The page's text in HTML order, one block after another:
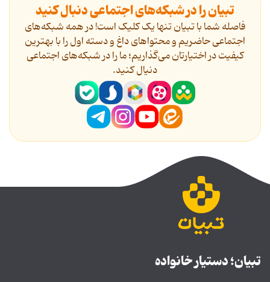
تبیان را در شبکه‌های اجتماعی دنبال کنید
فاصله شما با تبیان تنها یک کلیک است! در همه شبکه‌های
اجتماعی حاضریم و محتواهای داغ و دسته اول را با بهترین
کیفیت در اختیارتان می‌گذاریم؛ ما را در شبکه‌های اجتماعی
دنیال کنید.
تبیان؛ دستیار خانواده